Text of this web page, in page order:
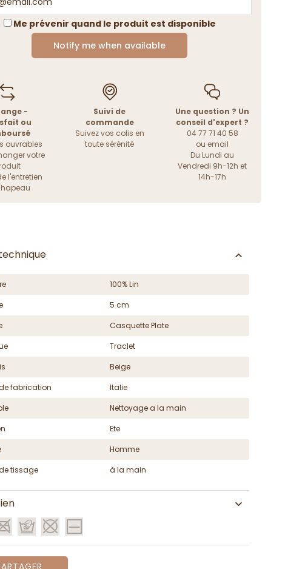
Me prévenir quand le produit est disponible
Notify me when available
-
ou
ouvrables
votre
l'entretien
Suivi de
commande
Suivez vos colis en
toute sérénité
Une question ? Un
conseil d'expert ?
04 77 71 40 58
ou email
Du Lundi au
Vendredi 9h-12h et
14h-17h
100% Lin
5 cm
Casquette Plate
Traclet
Beige
fabrication
Italie
Nettoyage a la main
Ete
Homme
tissage
à la main